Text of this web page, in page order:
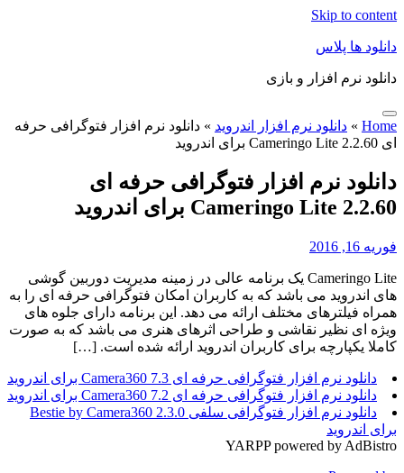
Skip to content
دانلود ها پلاس
دانلود نرم افزار و بازی
Home
» دانلود نرم افزار اندروید » دانلود نرم افزار فتوگرافی حرفه
ای Cameringo Lite 2.2.60 برای اندروید
دانلود نرم افزار فتوگرافی حرفه ای
Cameringo Lite 2.2.60 برای اندروید
فوریه 16, 2016
Cameringo Lite یک برنامه عالی در زمینه مدیریت دوربین گوشی
های اندروید می باشد که به کاربران امکان فتوگرافی حرفه ای را به
همراه فیلترهای مختلف ارائه می دهد. این برنامه دارای جلوه های
ویژه ای نظیر نقاشی و طراحی اثرهای هنری می باشد که به صورت
کاملا یکپارچه برای کاربران اندروید ارائه شده است. […]
دانلود نرم افزار فتوگرافی حرفه ای Camera360 7.3 برای اندروید
دانلود نرم افزار فتوگرافی حرفه ای Camera360 7.2 برای اندروید
دانلود نرم افزار فتوگرافی سلفی Bestie by Camera360 2.3.0
برای اندروید
YARPP powered by AdBistro